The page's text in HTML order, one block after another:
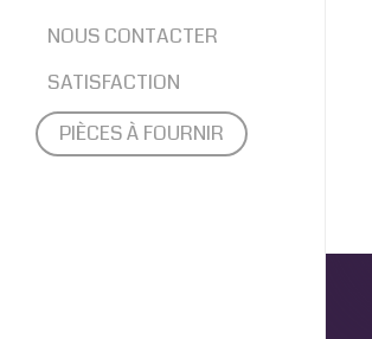
NOUS CONTACTER
SATISFACTION
PIÈCES À FOURNIR